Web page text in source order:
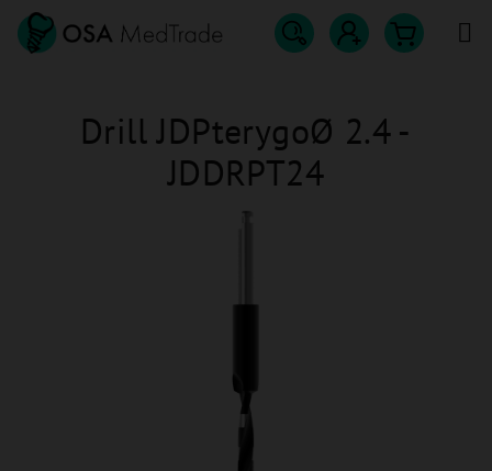
Přejít
obsah
Hledat
košík
Drill JDPterygoØ 2.4 -
JDDRPT24